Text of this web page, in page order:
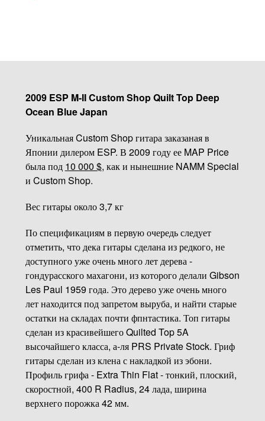
2009 ESP M-II Custom Shop Quilt Top Deep
Ocean Blue Japan
Уникальная Custom Shop гитара заказаная в
Японии дилером ESP. В 2009 году ее MAP Price
была под 10 000 $, как и нынешние NAMM Special
и Custom Shop.
Вес гитары около 3,7 кг
По спецификациям в первую очередь следует
отметить, что дека гитары сделана из редкого, не
доступного уже очень много лет дерева -
гондурасского махагони, из которого делали Gibson
Les Paul 1959 года. Это дерево уже очень много
лет находится под запретом выруба, и найти старые
остатки на складах почти фпнтастика. Топ гитары
сделан из красивейшего Quilted Top 5A
высочайшего класса, а-ля PRS Private Stock. Гриф
гитары сделан из клена с накладкой из эбони.
Профиль грифа - Extra Thin Flat - тонкий, плоский,
скоростной, 400 R Radius, 24 лада, ширина
верхнего порожка 42 мм.